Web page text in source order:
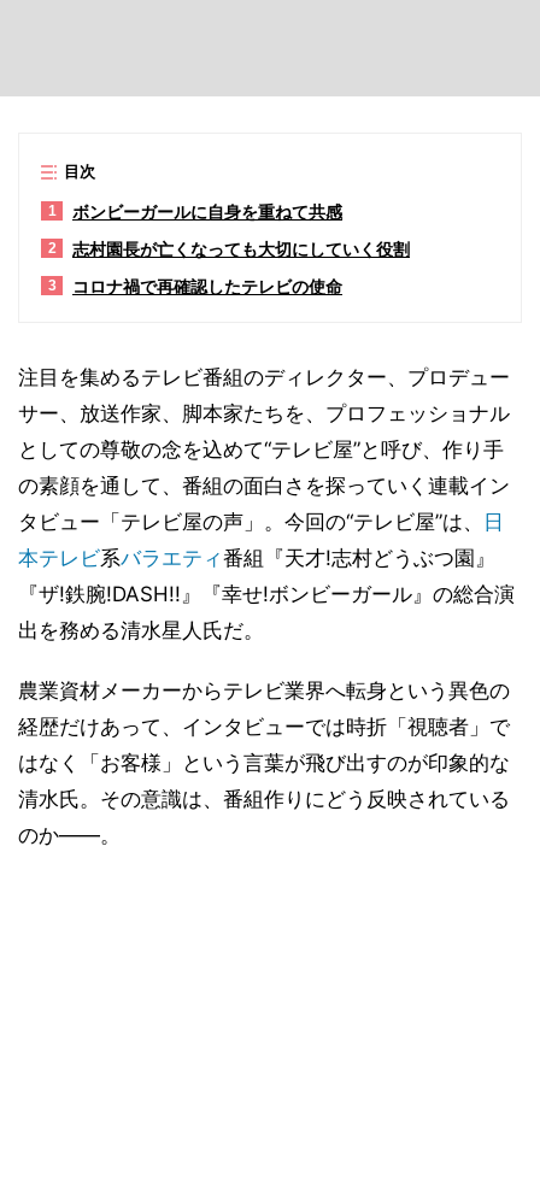
目次
1 ボンビーガールに自身を重ねて共感
2 志村園長が亡くなっても大切にしていく役割
3 コロナ禍で再確認したテレビの使命
注目を集めるテレビ番組のディレクター、プロデュー
サー、放送作家、脚本家たちを、プロフェッショナル
としての尊敬の念を込めて“テレビ屋”と呼び、作り手
の素顔を通して、番組の面白さを探っていく連載イン
タビュー「テレビ屋の声」。今回の“テレビ屋”は、
日
本テレビ系バラエティ番組『天才!志村どうぶつ園』
『ザ!鉄腕!DASH!!』『幸せ!ボンビーガール』の総合演
出を務める清水星人氏だ。
農業資材メーカーからテレビ業界へ転身という異色の
経歴だけあって、インタビューでは時折「視聴者」で
はなく「お客様」という言葉が飛び出すのが印象的な
清水氏。その意識は、番組作りにどう反映されている
のか――。